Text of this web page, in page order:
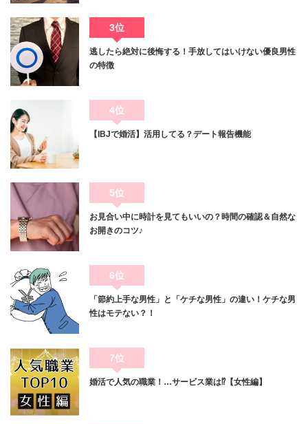
3位
逃したら絶対に後悔する！手放してはいけない優良男性
の特徴
4位
【IBJで婚活】活用してる？デート報告機能
5位
お見合い中に時計を見てもいいの？時間の確認＆自然な
お開きのコツ♪
6位
「節約上手な男性」と「ケチな男性」の違い！ケチな男
性はモテない？！
7位
婚活で人気の職業！…サービス業は⁉【女性編】